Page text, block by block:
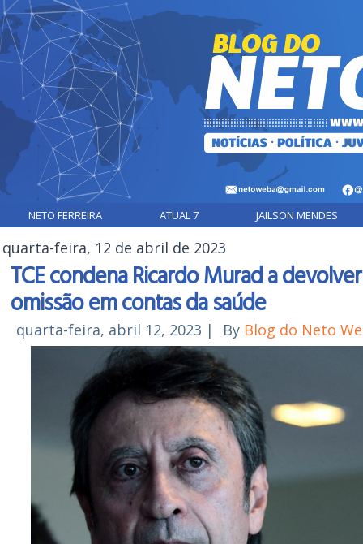
NETO FERREIRA ATUAL 7 JAILSON MENDES
quarta-feira, 12 de abril de 2023
TCE condena Ricardo Murad a
omissão em contas da saúde
quarta-feira, abril 12, 2023 | By Blog do Neto